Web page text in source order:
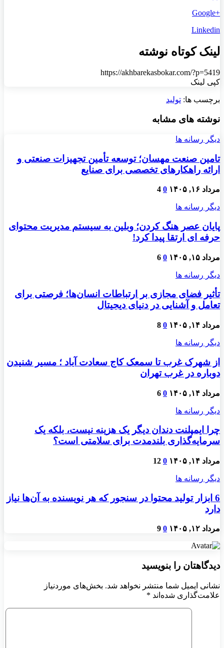
+Google
Linkedin
لینک کوتاه نوشته
https://akhbarekasbokar.com/?p=5419
کپی لینک
برچسب ها: تولید
نوشته های مشابه
دیگر رسانه ها
تامین صنعت مهسان؛ توسعه تأمین تجهیزات صنعتی و
ارائه راهکارهای تخصصی برای صنایع
مرداد ۱۶, ۱۴۰۵ 0
4
دیگر رسانه ها
پایان عصر هنگ کردن؛ وبلین به سیستم مدیریت محتوای
حرفه ای ارتقا پیدا کرد!
مرداد ۱۵, ۱۴۰۵ 0
6
دیگر رسانه ها
تأثیر فضای مجازی بر ارتباطات انسان‌ها؛ فرصتی برای
تعامل و آشنایی در دنیای دیجیتال
مرداد ۱۴, ۱۴۰۵ 0
8
دیگر رسانه ها
از شهرک غرب تا سمعک کاج سعادت آباد ؛ مسیر شنیدن
دوباره در غرب تهران
مرداد ۱۴, ۱۴۰۵ 0
6
دیگر رسانه ها
چرا ایمپلنت دندان دیگر یک هزینه نیست، بلکه یک
سرمایه‌گذاری بلندمدت برای سلامتی است؟
مرداد ۱۴, ۱۴۰۵ 0
12
دیگر رسانه ها
6 ابزار تولید محتوا در سنجور که هر نویسنده به آن‌ها نیاز
دارد
مرداد ۱۲, ۱۴۰۵ 0
9
دیدگاهتان را بنویسید
نشانی ایمیل شما منتشر نخواهد شد. بخش‌های موردنیاز
علامت‌گذاری شده‌اند *